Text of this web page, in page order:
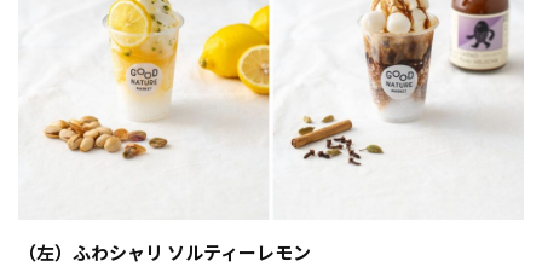
（左）ふわシャリ ソルティーレモン